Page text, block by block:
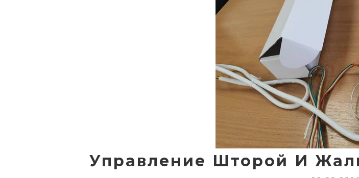
Управление Шторой И